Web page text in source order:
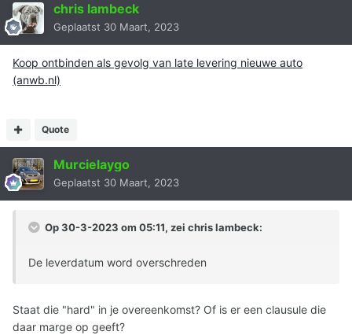
chris lambeck
Geplaatst 30 Maart, 2023
Koop ontbinden als gevolg van late levering nieuwe auto
(anwb.nl)
Quote
Murcielaygo
Geplaatst 30 Maart, 2023
Op 30-3-2023 om 05:11, zei chris lambeck:
De leverdatum word overschreden
Staat die "hard" in je overeenkomst? Of is er een clausule die
daar marge op geeft?